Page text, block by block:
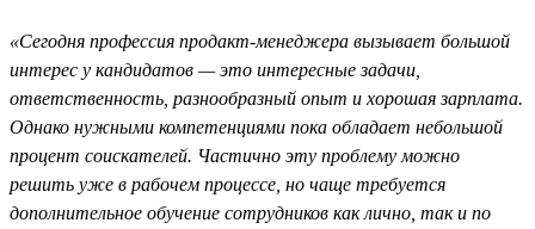
«Сегодня профессия продакт-менеджера вызывает большой
интерес у кандидатов — это интересные задачи,
ответственность, разнообразный опыт и хорошая зарплата.
Однако нужными компетенциями пока обладает небольшой
процент соискателей. Частично эту проблему можно
решить уже в рабочем процессе, но чаще требуется
дополнительное обучение сотрудников как лично, так и по